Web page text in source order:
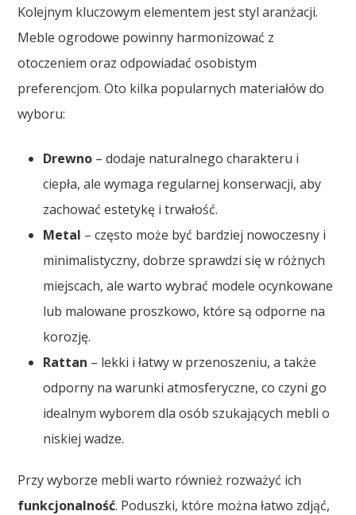
Kolejnym kluczowym elementem jest styl aranżacji.
Meble ogrodowe powinny harmonizować z
otoczeniem oraz odpowiadać osobistym
preferencjom. Oto kilka popularnych materiałów do
wyboru:
Drewno – dodaje naturalnego charakteru i
ciepła, ale wymaga regularnej konserwacji, aby
zachować estetykę i trwałość.
Metal – często może być bardziej nowoczesny i
minimalistyczny, dobrze sprawdzi się w różnych
miejscach, ale warto wybrać modele ocynkowane
lub malowane proszkowo, które są odporne na
korozję.
Rattan – lekki i łatwy w przenoszeniu, a także
odporny na warunki atmosferyczne, co czyni go
idealnym wyborem dla osób szukających mebli o
niskiej wadze.
Przy wyborze mebli warto również rozważyć ich
funkcjonalność. Poduszki, które można łatwo zdjąć,